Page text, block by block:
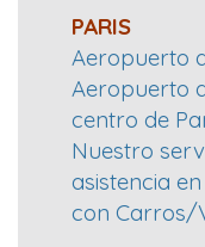
PARIS
Aeropuerto
Aeropuerto
centro de
Nuestro
asistencia
con Carros/